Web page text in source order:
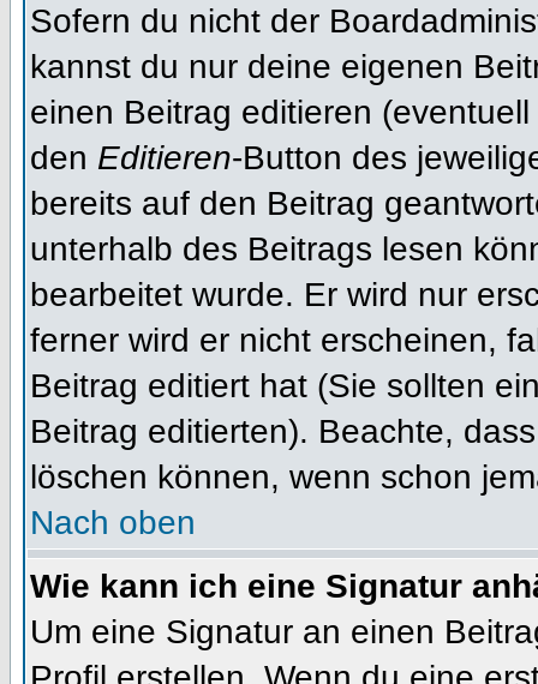
Sofern du nicht der
kannst du nur deine eigenen
einen Beitrag editieren
den Editieren-Button des
bereits auf den Beitrag
unterhalb des Beitrags lesen
bearbeitet wurde. Er wird nur
ferner wird er nicht erscheinen,
Beitrag editiert hat (Sie sollten
Beitrag editierten). Beachte,
löschen können, wenn schon
Nach oben
Wie kann ich eine Signatur
Um eine Signatur an einen